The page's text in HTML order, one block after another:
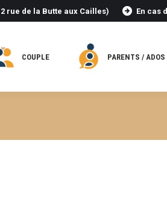
rue de la Butte aux Cailles) En cas
COUPLE PARENTS / ADOS